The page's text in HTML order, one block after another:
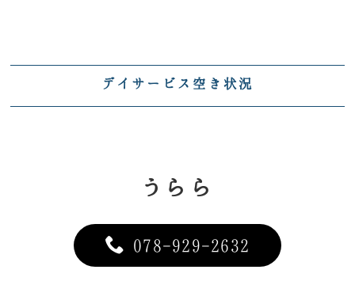
デイサービス空き状況
うらら
078-929-2632